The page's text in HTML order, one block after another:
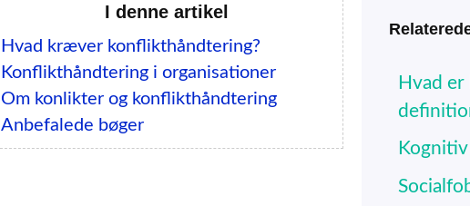
I denne artikel
Hvad kræver konflikthåndtering?
Konflikthåndtering i organisationer
Om konlikter og konflikthåndtering
Anbefalede bøger
Hvad